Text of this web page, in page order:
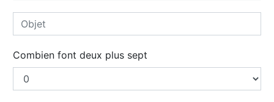
Combien font deux plus sept